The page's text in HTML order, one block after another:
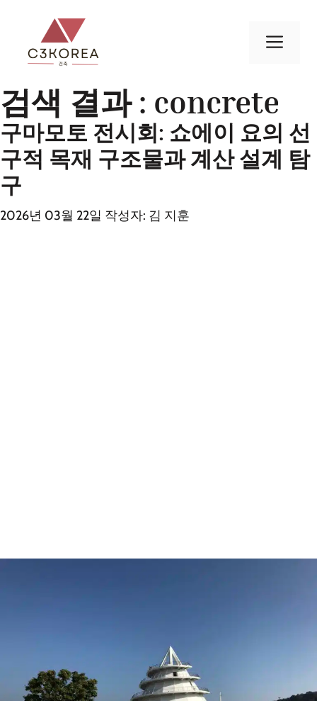
건
너
뛰
기
메
검색 결과 : concrete
구마모토 전시회: 쇼에이 요의 선
구적 목재 구조물과 계산 설계 탐
구
2026년 03월 22일 작성자: 김 지훈